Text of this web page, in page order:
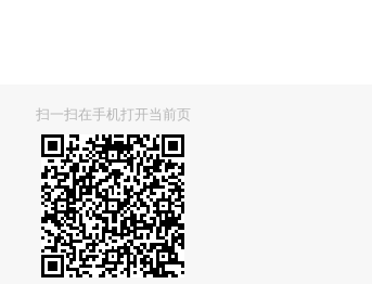
扫一扫在手机打开当前页